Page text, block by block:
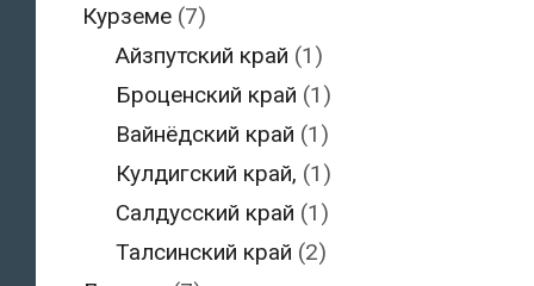
Курземе(7)
Айзпутский край (1)
Броценский край (1)
Вайнёдский край (1)
Кулдигский край, (1)
Салдусский край (1)
Талсинский край (2)